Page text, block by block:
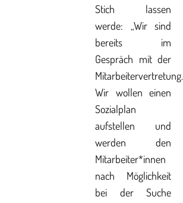
Stich lassen
werde: „Wir sind
bereits im
Gespräch mit der
Mitarbeitervertretung.
Wir wollen einen
Sozialplan
aufstellen und
werden den
Mitarbeiter*innen
nach Möglichkeit
bei der Suche